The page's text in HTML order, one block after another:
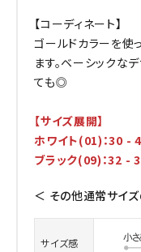
【コーディネート】
ゴールドカラーを使
ます。ベーシックな
ても◎
【サイズ展開】
ホワイト(01)：30 -
ブラック(09)：32
＜ その他通常サイ
サイズ感